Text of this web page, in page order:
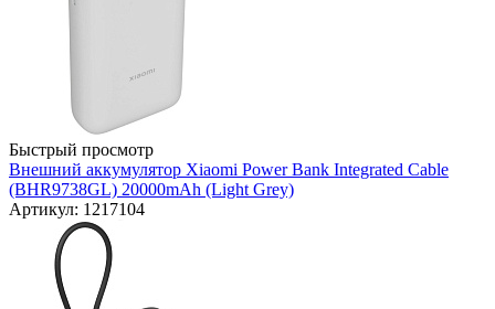
Быстрый просмотр
Внешний аккумулятор Xiaomi Power Bank Integrated Cable
(BHR9738GL) 20000mAh (Light Grey)
Артикул: 1217104